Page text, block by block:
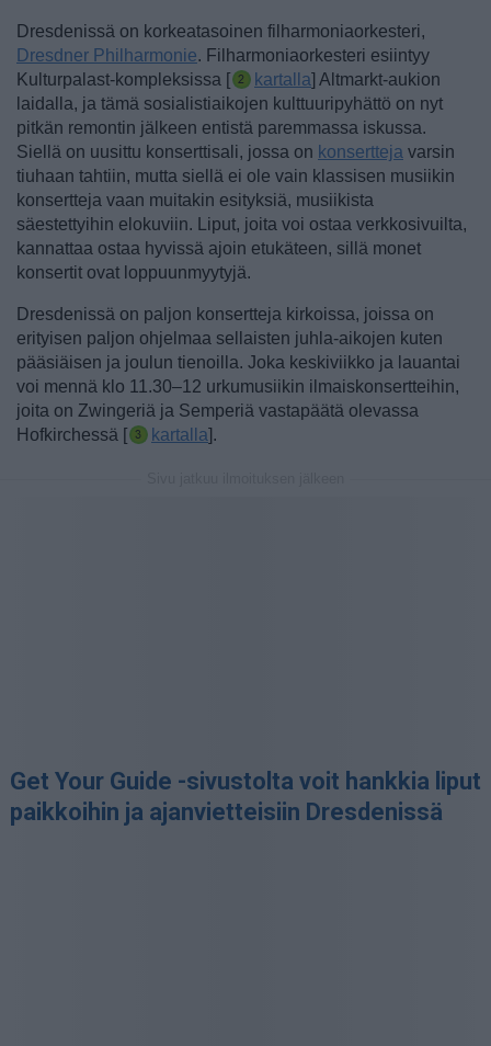
Dresdenissä on korkeatasoinen filharmoniaorkesteri,
Dresdner Philharmonie. Filharmoniaorkesteri esiintyy
Kulturpalast-kompleksissa [
kartalla] Altmarkt-aukion
laidalla, ja tämä sosialistiaikojen kulttuuripyhättö on nyt
pitkän remontin jälkeen entistä paremmassa iskussa.
Siellä on uusittu konserttisali, jossa on konsertteja varsin
tiuhaan tahtiin, mutta siellä ei ole vain klassisen musiikin
konsertteja vaan muitakin esityksiä, musiikista
säestettyihin elokuviin. Liput, joita voi ostaa verkkosivuilta,
kannattaa ostaa hyvissä ajoin etukäteen, sillä monet
konsertit ovat loppuunmyytyjä.
Dresdenissä on paljon konsertteja kirkoissa, joissa on
erityisen paljon ohjelmaa sellaisten juhla-aikojen kuten
pääsiäisen ja joulun tienoilla. Joka keskiviikko ja lauantai
voi mennä klo 11.30–12 urkumusiikin ilmaiskonsertteihin,
joita on Zwingeriä ja Semperiä vastapäätä olevassa
Hofkirchessä [
kartalla].
Get Your Guide -sivustolta voit hankkia liput
paikkoihin ja ajanvietteisiin Dresdenissä